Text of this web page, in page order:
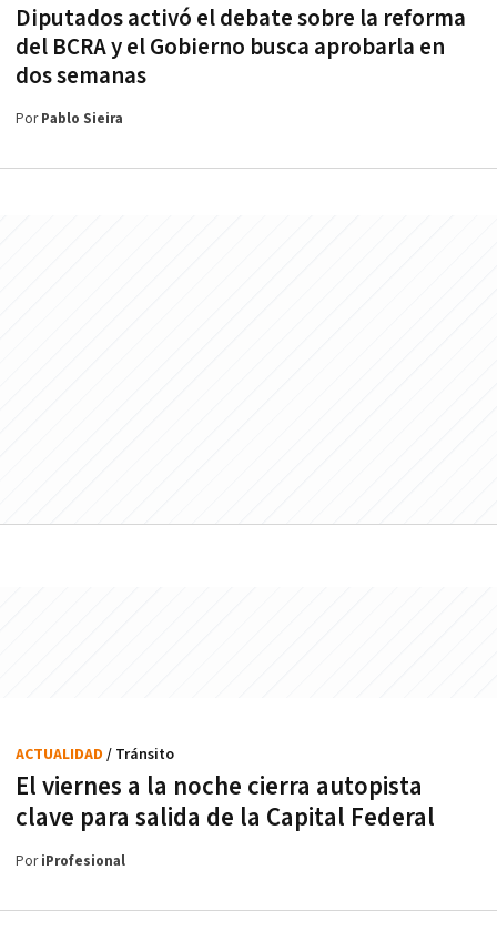
Diputados activó el debate sobre la reforma
del BCRA y el Gobierno busca aprobarla en
dos semanas
PorPablo Sieira
El viernes a la noche cierra autopista
clave para salida de la Capital Federal
ACTUALIDAD / Tránsito
PoriProfesional